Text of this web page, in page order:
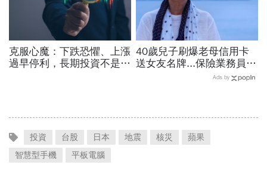
克服心魔：下跌恐懼、上漲
過早停利，長期投資不是每
40歲兒子刷爆老母信用卡
送女友名牌...保險業務員看
「啃老」：問題不在溺愛，
Ads by
投資 台股 日本 地震 核災
蘋果
智慧型手機
平板電腦